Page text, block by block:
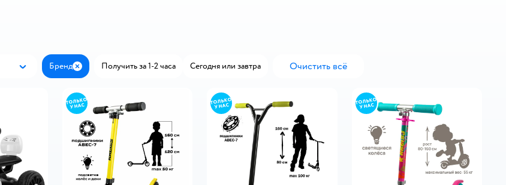
Бренд ЗакрытьПолучить за 1-2 часа Сегодня или завтра Очистить всё